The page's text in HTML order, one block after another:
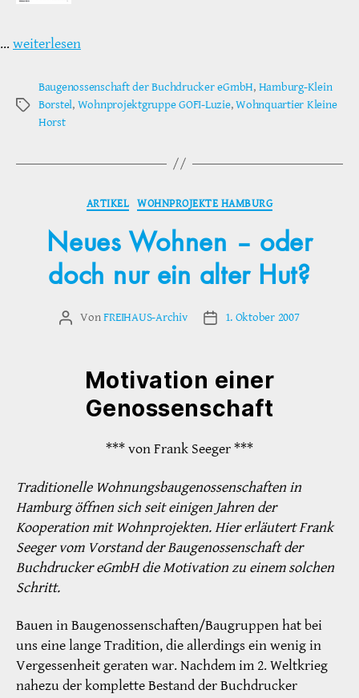
… weiterlesen
Schlagwörter
Baugenossenschaft der Buchdrucker eGmbH, Hamburg-Klein
Borstel, Wohnprojektgruppe GOFI-Luzie,Wohnquartier Kleine
Horst
Kategorien
ARTIKEL WOHNPROJEKTE HAMBURG
Neues Wohnen – oder
doch nur ein alter Hut?
Beitragsautor
VonFREIHAUS-Archiv Veröffentlichungsdatum
1. Oktober 2007
Motivation einer
Genossenschaft
*** von Frank Seeger ***
Traditionelle Wohnungsbaugenossenschaften in
Hamburg öffnen sich seit einigen Jahren der
Kooperation mit Wohnprojekten. Hier erläutert Frank
Seeger vom Vorstand der Baugenossenschaft der
Buchdrucker eGmbH die Motivation zu einem solchen
Schritt.
Bauen in Baugenossenschaften/Baugruppen hat bei
uns eine lange Tradition, die allerdings ein wenig in
Vergessenheit geraten war. Nachdem im 2. Weltkrieg
nahezu der komplette Bestand der Buchdrucker